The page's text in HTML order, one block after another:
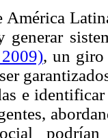
América
generar
, un giro
e